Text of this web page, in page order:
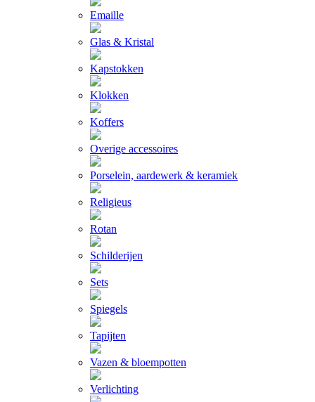
Emaille
Glas & Kristal
Kapstokken
Klokken
Koffers
Overige accessoires
Porselein, aardewerk & keramiek
Religieus
Rotan
Schilderijen
Sets
Spiegels
Tapijten
Vazen & bloempotten
Verlichting